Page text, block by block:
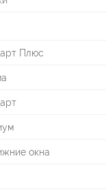
Плюс
окна